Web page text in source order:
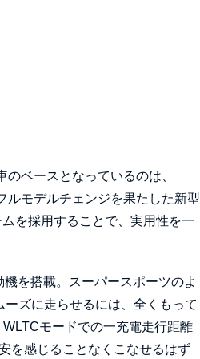
ベースとなっているのは、
ルモデルチェンジを果たした新型
を採用することで、実用性を一
を搭載。スーパースポーツのよ
ズに走らせるには、全くもって
モードでの一充電走行距離
を感じることなくこなせるはず